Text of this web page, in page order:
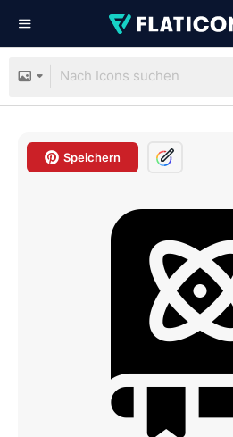
Speichern